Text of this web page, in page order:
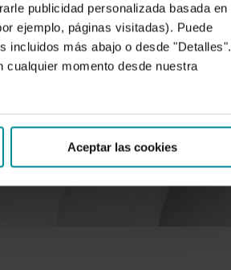
publicidad personalizada basada en
ejemplo, páginas visitadas). Puede
incluidos más abajo o desde "Detalles".
cualquier momento desde nuestra
Aceptar las cookies